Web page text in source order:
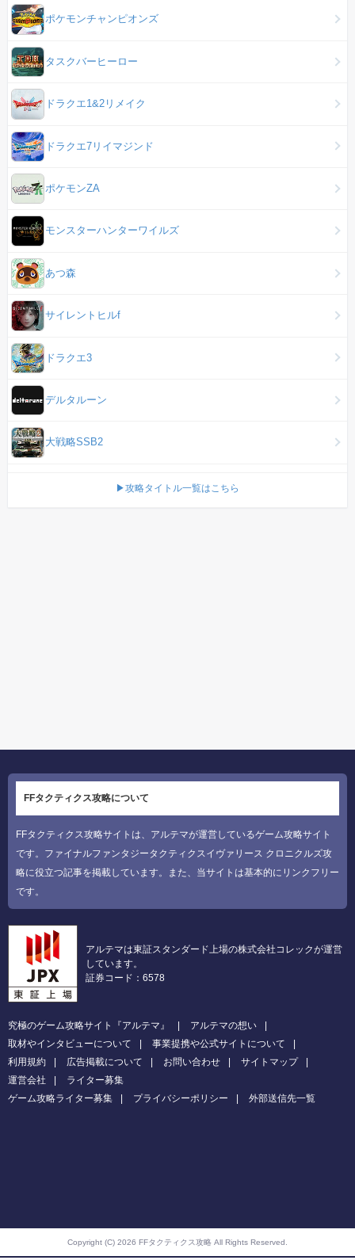
ポケモンチャンピオンズ
タスクバーヒーロー
ドラクエ1&2リメイク
ドラクエ7リイマジンド
ポケモンZA
モンスターハンターワイルズ
あつ森
サイレントヒルf
ドラクエ3
デルタルーン
大戦略SSB2
▶攻略タイトル一覧はこちら
FFタクティクス攻略について
FFタクティクス攻略サイトは、アルテマが運営しているゲーム攻略サイト
です。ファイナルファンタジータクティクスイヴァリース クロニクルズ攻
略に役立つ記事を掲載しています。また、当サイトは基本的にリンクフリー
です。
アルテマは東証スタンダード上場の株式会社コレックが運営
しています。
証券コード：6578
究極のゲーム攻略サイト『アルテマ』
アルテマの想い
取材やインタビューについて
事業提携や公式サイトについて
利用規約
広告掲載について お問い合わせ
サイトマップ
運営会社
ライター募集
ゲーム攻略ライター募集
プライバシーポリシー 外部送信先一覧
Copyright (C) 2026 FFタクティクス攻略 All Rights Reserved.